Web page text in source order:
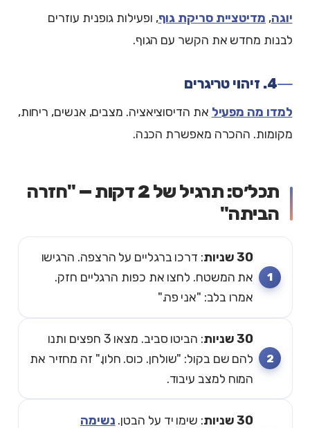
יוגה, מדיטציית סריקת גוף, ופעילות גופנית עוזרים
לבנות מחדש את הקשר עם הגוף.
4. זיהוי טריגרים
למדו מה מפעיל את הדיסוציאציה. מצבים, אנשים, ריחות,
מקומות. ההכרה מאפשרת הכנה.
תכל׳ס: תרגיל של 2 דקות — "חזרה
הביתה"
30 שניות
: דרכו ברגליים על הרצפה. הרגישו
את המשטח. לחצו את כפות הרגליים חזק.
אמרו בלב: "אני פה."
30 שניות
: הביטו סביב. מצאו 3 חפצים ותנו
להם שם בקול: "שולחן. כוס. חלון." זה מחזיר את
המוח למצב עיבוד.
30 שניות : שימו יד על הבטן. נשימה